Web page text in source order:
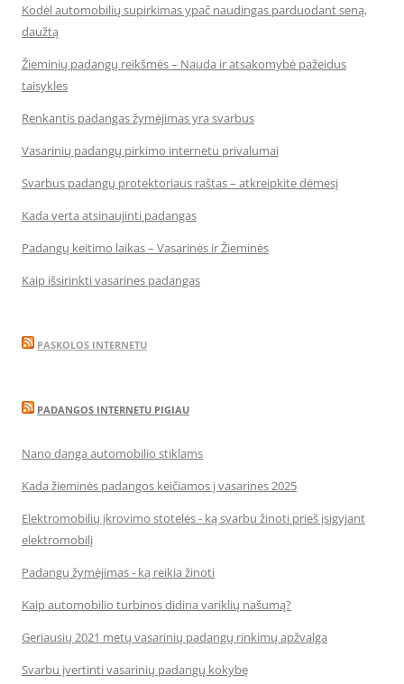
Kodėl automobilių supirkimas ypač naudingas parduodant seną,
daužtą
Žieminių padangų reikšmės – Nauda ir atsakomybė pažeidus
taisykles
Renkantis padangas žymėjimas yra svarbus
Vasarinių padangų pirkimo internetu privalumai
Svarbus padangų protektoriaus raštas – atkreipkite dėmesį
Kada verta atsinaujinti padangas
Padangų keitimo laikas – Vasarinės ir Žieminės
Kaip išsirinkti vasarines padangas
PASKOLOS INTERNETU
PADANGOS INTERNETU PIGIAU
Nano danga automobilio stiklams
Kada žieminės padangos keičiamos į vasarines 2025
Elektromobilių įkrovimo stotelės - ką svarbu žinoti prieš įsigyjant
elektromobilį
Padangų žymėjimas - ką reikia žinoti
Kaip automobilio turbinos didina variklių našumą?
Geriausių 2021 metų vasarinių padangų rinkimų apžvalga
Svarbu įvertinti vasarinių padangų kokybę